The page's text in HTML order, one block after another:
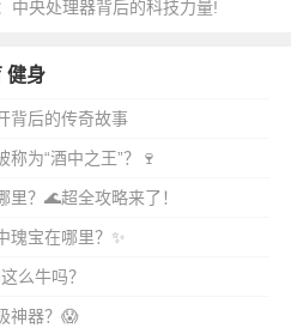
中央处理器背后的科技力量!
健身
背后的传奇故事
为“酒中之王”？🍷
？🌊超全攻略来了！
瑰宝在哪里？✨
么牛吗？
神器？😱